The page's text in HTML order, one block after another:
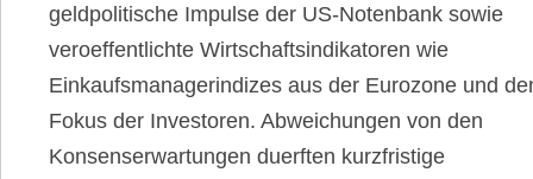
geldpolitische Impulse der US-Notenbank sowie
veroeffentlichte Wirtschaftsindikatoren wie
Einkaufsmanagerindizes aus der Eurozone und
Fokus der Investoren. Abweichungen von den
Konsenserwartungen duerften kurzfristige